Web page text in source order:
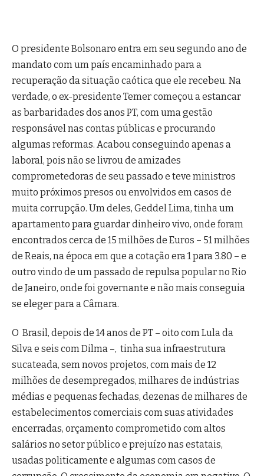
O presidente Bolsonaro entra em seu segundo ano de
mandato com um país encaminhado para a
recuperação da situação caótica que ele recebeu. Na
verdade, o ex-presidente Temer começou a estancar
as barbaridades dos anos PT, com uma gestão
responsável nas contas públicas e procurando
algumas reformas. Acabou conseguindo apenas a
laboral, pois não se livrou de amizades
comprometedoras de seu passado e teve ministros
muito próximos presos ou envolvidos em casos de
muita corrupção. Um deles, Geddel Lima, tinha um
apartamento para guardar dinheiro vivo, onde foram
encontrados cerca de 15 milhões de Euros – 51 milhões
de Reais, na época em que a cotação era 1 para 3.80 – e
outro vindo de um passado de repulsa popular no Rio
de Janeiro, onde foi governante e não mais conseguia
se eleger para a Câmara.
O Brasil, depois de 14 anos de PT – oito com Lula da
Silva e seis com Dilma –, tinha sua infraestrutura
sucateada, sem novos projetos, com mais de 12
milhões de desempregados, milhares de indústrias
médias e pequenas fechadas, dezenas de milhares de
estabelecimentos comerciais com suas atividades
encerradas, orçamento comprometido com altos
salários no setor público e prejuízo nas estatais,
usadas politicamente e algumas com casos de